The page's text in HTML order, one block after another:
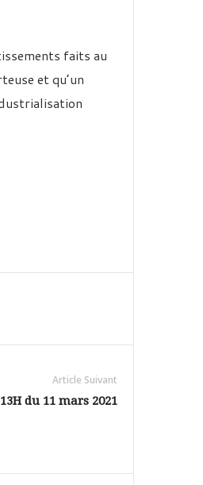
faits au
et qu’un
Article Suivant
du 11 mars 2021